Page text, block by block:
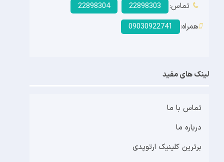
تماس:
22898303
22898304
همراه:
09030922741
لینک های مفید
تماس با ما
درباره ما
برترین کلینیک ارتوپدی